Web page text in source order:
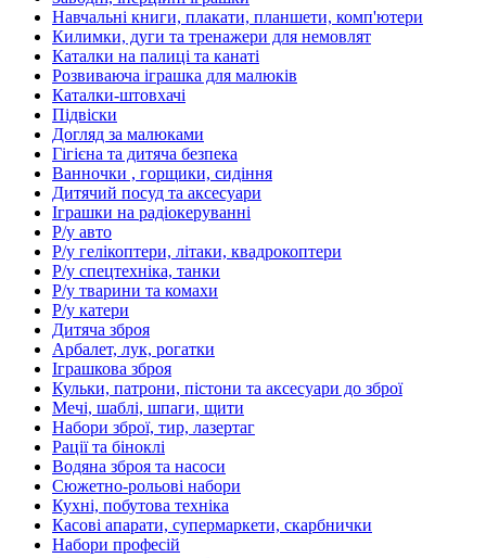
Навчальні книги, плакати, планшети, комп'ютери
Килимки, дуги та тренажери для немовлят
Каталки на палиці та канаті
Розвиваюча іграшка для малюків
Каталки-штовхачі
Підвіски
Догляд за малюками
Гігієна та дитяча безпека
Ванночки , горщики, сидіння
Дитячий посуд та аксесуари
Іграшки на радіокеруванні
Р/у авто
Р/у гелікоптери, літаки, квадрокоптери
Р/у спецтехніка, танки
Р/у тварини та комахи
Р/у катери
Дитяча зброя
Арбалет, лук, рогатки
Іграшкова зброя
Кульки, патрони, пістони та аксесуари до зброї
Мечі, шаблі, шпаги, щити
Набори зброї, тир, лазертаг
Рації та біноклі
Водяна зброя та насоси
Сюжетно-рольові набори
Кухні, побутова техніка
Касові апарати, супермаркети, скарбнички
Набори професій